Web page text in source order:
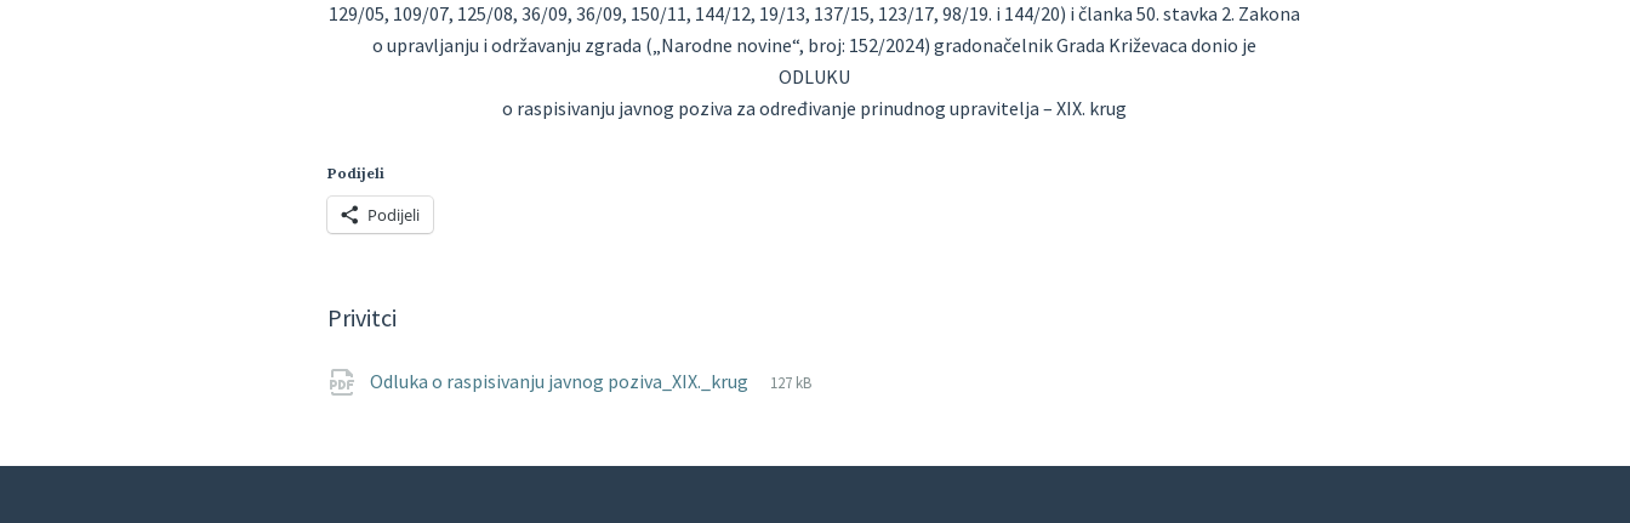
129/05, 109/07, 125/08, 36/09, 36/09, 150/11, 144/12, 19/13, 137/15, 123/17, 98/19. i 144/20) i članka 50. stavka 2. Zakona
o upravljanju i održavanju zgrada („Narodne novine“, broj: 152/2024) gradonačelnik Grada Križevaca donio je
ODLUKU
o raspisivanju javnog poziva za određivanje prinudnog upravitelja – XIX. krug
Podijeli
Podijeli
Privitci
Odluka o raspisivanju javnog poziva_XIX._krug
File
pdf
File
127 kB